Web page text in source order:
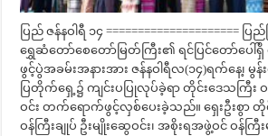
ပြည် ဇန်နဝါရီ ၁၄ =====================
ရွှေဆံတော်စေတော်မြတ်ကြီး၏ ရင်ပြင်တော်ပေါ်
ဖွင့်ပွဲအခမ်းအနားအား ဇန်နဝါရီလ(၁၄)ရက်နေ့၊ မွ
ပြတိုက်ရှေ့၌ ကျင်းပပြုလုပ်ခဲ့ရာ တိုင်းဒေသကြီး ဝ
ဝင်း တက်ရောက်ဖွင့်လှစ်ပေးခဲ့သည်။ ရှေးဦးစွာ တို
ဝန်ကြီးချုပ် ဦးမျိုးဆွေဝင်း၊ အစိုးရအဖွဲ့ဝင် ဝန်ကြီး